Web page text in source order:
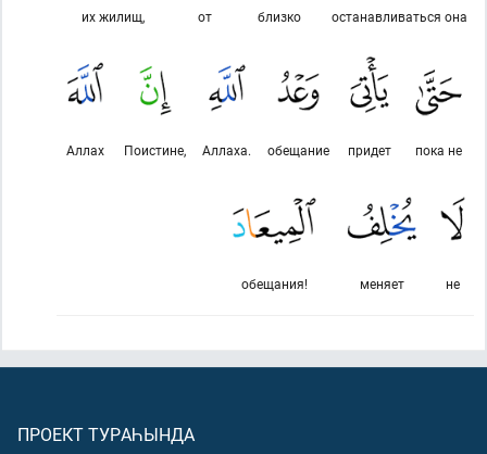
останавливаться она
близко
от
их жилищ,
пока не
придет
обещание
Аллаха.
Поистине,
Аллах
не
меняет
обещания!
ПРОЕКТ ТУРАҺЫНДА